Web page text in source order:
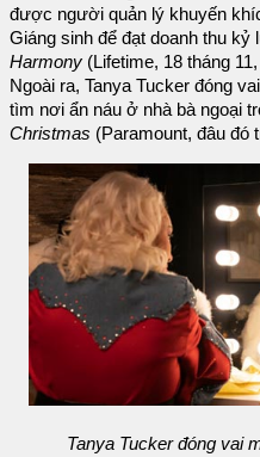
được người quản lý khuyến
Giáng sinh để đạt doanh thu kỷ
Harmony (Lifetime, 18 tháng
Ngoài ra, Tanya Tucker đóng
tìm nơi ẩn náu ở nhà bà ngoại
Christmas (Paramount, đâu đó
Tanya Tucker đóng vai